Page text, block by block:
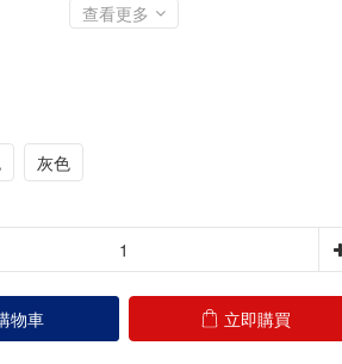
查看更多
灰色
物車 立即購買